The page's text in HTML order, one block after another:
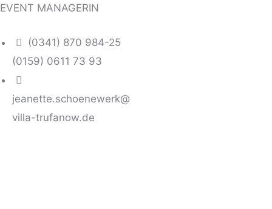
EVENT MANAGERIN
(0341) 870 984-25
(0159) 0611 73 93
jeanette.schoenewerk@
villa-trufanow.de